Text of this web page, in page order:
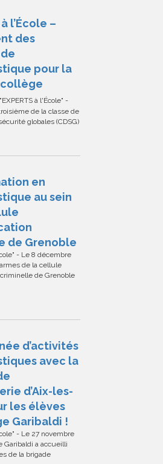
à l’École –
des
pour la
collège
"EXPERTS à l'École" -
de la classe de
globales (CDSG)
en
au sein
de Grenoble
- Le 8 décembre
de la cellule
de Grenoble
d’activités
avec la
d’Aix-les-
les élèves
Garibaldi !
- Le 27 novembre
Garibaldi a accueilli
de la brigade